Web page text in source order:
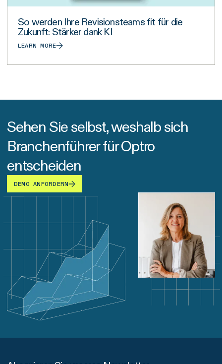
So werden Ihre Revisionsteams fit für die
Zukunft: Stärker dank KI
LEARN MORE
Sehen Sie selbst, weshalb sich
Branchenführer für Optro
entscheiden
DEMO ANFORDERN